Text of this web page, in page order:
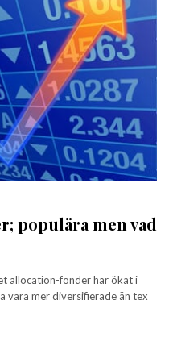
populära men vad
allocation-fonder har ökat i
vara mer diversifierade än tex